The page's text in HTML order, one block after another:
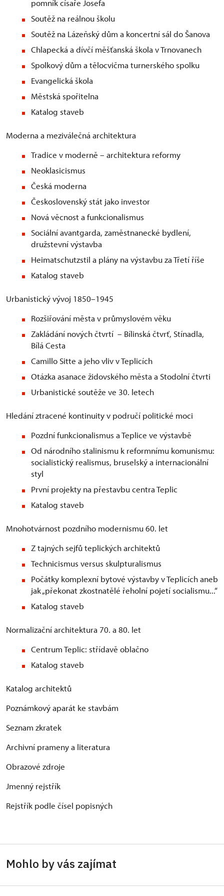
pomník císaře Josefa
Soutěž na reálnou školu
Soutěž na Lázeňský dům a koncertní sál do Šanova
Chlapecká a dívčí měšťanská škola v Trnovanech
Spolkový dům a tělocvičma turnerského spolku
Evangelická škola
Městská spořitelna
Katalog staveb
Moderna a meziválečná architektura
Tradice v moderně – architektura reformy
Neoklasicismus
Česká moderna
Československý stát jako investor
Nová věcnost a funkcionalismus
Sociální avantgarda, zaměstnanecké bydlení,
družstevní výstavba
Heimatschutzstil a plány na výstavbu za Třetí říše
Katalog staveb
Urbanistický vývoj 1850–1945
Rozšiřování města v průmyslovém věku
Zakládání nových čtvrtí – Bílinská čtvrť, Stínadla,
Bílá Cesta
Camillo Sitte a jeho vliv v Teplicích
Otázka asanace židovského města a Stodolní čtvrti
Urbanistické soutěže ve 30. letech
Hledání ztracené kontinuity v područí politické moci
Pozdní funkcionalismus a Teplice ve výstavbě
Od národního stalinismu k reformnímu komunismu:
socialistický realismus, bruselský a internacionální
styl
První projekty na přestavbu centra Teplic
Katalog staveb
Mnohotvárnost pozdního modernismu 60. let
Z tajných sejfů teplických architektů
Technicismus versus skulpturalismus
Počátky komplexní bytové výstavby v Teplicích aneb
jak „překonat zkostnatělé řeholní pojetí socialismu...“
Katalog staveb
Normalizační architektura 70. a 80. let
Centrum Teplic: střídavě oblačno
Katalog staveb
Katalog architektů
Poznámkový aparát ke stavbám
Seznam zkratek
Archivní prameny a literatura
Obrazové zdroje
Jmenný rejstřík
Rejstřík podle čísel popisných
Mohlo by vás zajímat